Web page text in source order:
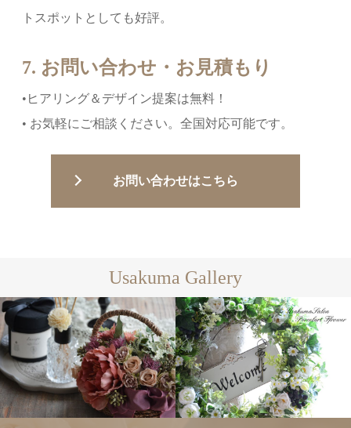
トスポットとしても好評。
7. お問い合わせ・お見積もり
•ヒアリング＆デザイン提案は無料！
• お気軽にご相談ください。全国対応可能です。
お問い合わせはこちら
Usakuma Gallery